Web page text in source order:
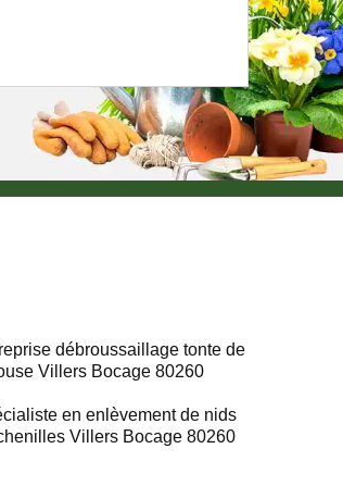
débroussaillage tonte de
Villers Bocage 80260
en enlèvement de nids
Villers Bocage 80260